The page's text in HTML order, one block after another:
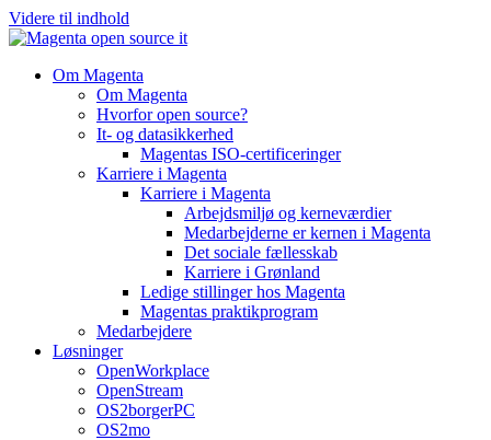
Videre til indhold
Om Magenta
Om Magenta
Hvorfor open source?
It- og datasikkerhed
Magentas ISO-certificeringer
Karriere i Magenta
Karriere i Magenta
Arbejdsmiljø og kerneværdier
Medarbejderne er kernen i Magenta
Det sociale fællesskab
Karriere i Grønland
Ledige stillinger hos Magenta​
Magentas praktikprogram
Medarbejdere
Løsninger
OpenWorkplace
OpenStream
OS2borgerPC
OS2mo